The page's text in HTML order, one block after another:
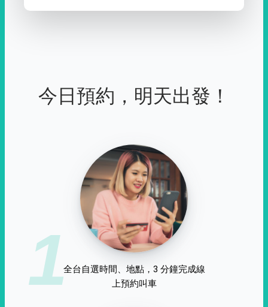
今日預約，明天出發！
1全台自選時間、地點，3 分鐘完成線
上預約叫車